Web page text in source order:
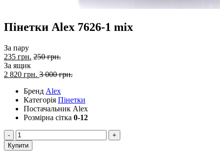
Пінетки Alex 7626-1 mix
За пару
235 грн. 250 грн.
За ящик
2 820 грн. 3 000 грн.
Бренд Alex
Категорія Пінетки
Постачальник Alex
Розмірна сітка 0-12
-
+
Купити